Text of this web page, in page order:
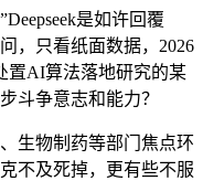
是如许回覆
，只看纸面数据，2026
置AI算法落地研究的某
斗争意志和能力？
物制药等部门焦点环
不及死掉，更有些不服